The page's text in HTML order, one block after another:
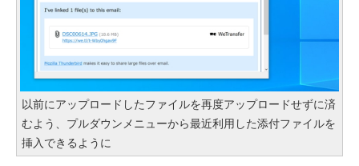
以前にアップロードしたファイルを再度アップロードせずに済
むよう、プルダウンメニューから最近利用した添付ファイルを
挿入できるように